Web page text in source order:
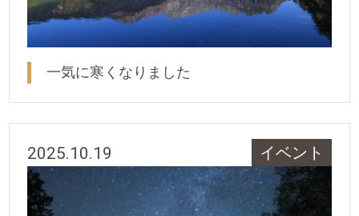
一気に寒くなりました
2025.10.19 イベント